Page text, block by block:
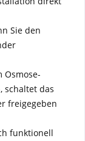
Sie den
Osmose-
schaltet das
freigegeben
funktionell